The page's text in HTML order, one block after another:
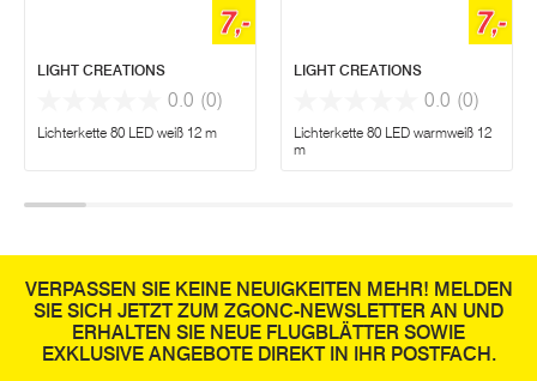
7,-
LIGHT CREATIONS
0.0 (0)
Lichterkette 80 LED weiß 12 m
7,-
LIGHT CREATIONS
0.0 (0)
Lichterkette 80 LED warmweiß 12
m
VERPASSEN SIE KEINE NEUIGKEITEN MEHR! MELDEN
SIE SICH JETZT ZUM ZGONC-NEWSLETTER AN UND
ERHALTEN SIE NEUE FLUGBLÄTTER SOWIE
EXKLUSIVE ANGEBOTE DIREKT IN IHR POSTFACH.